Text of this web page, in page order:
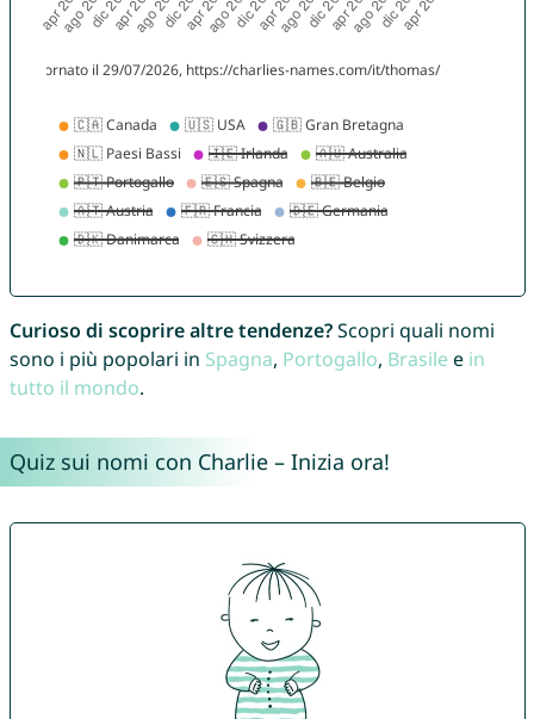
Curioso di scoprire altre tendenze?Scopri quali nomi
sono i più popolari in Spagna, Portogallo, Brasile e in
tutto il mondo.
Quiz sui nomi con Charlie – Inizia ora!